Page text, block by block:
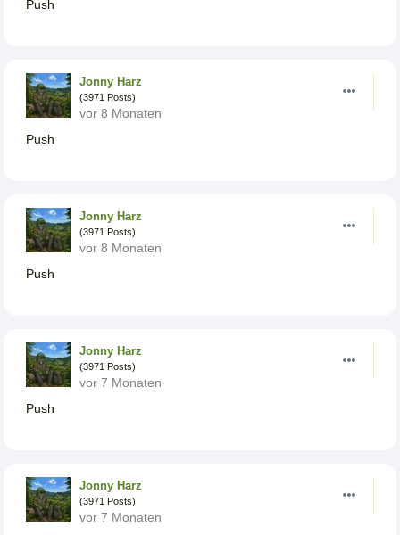
Push
Jonny Harz
(3971 Posts)
vor 8 Monaten
Push
Jonny Harz
(3971 Posts)
vor 8 Monaten
Push
Jonny Harz
(3971 Posts)
vor 7 Monaten
Push
Jonny Harz
(3971 Posts)
vor 7 Monaten